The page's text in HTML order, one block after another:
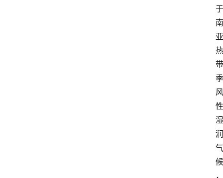
于
南
亚
热
带
季
风
性
湿
润
气
候
，